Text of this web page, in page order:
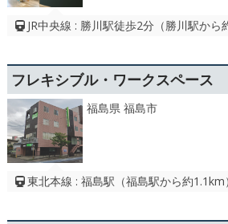
JR中央線 : 勝川駅徒歩2分（勝川駅から
フレキシブル・ワークスペース
福島県 福島市
東北本線 : 福島駅（福島駅から約1.1km）